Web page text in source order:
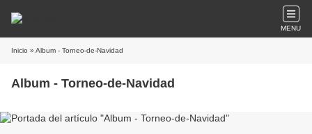
MENU
Inicio » Album - Torneo-de-Navidad
Album - Torneo-de-Navidad